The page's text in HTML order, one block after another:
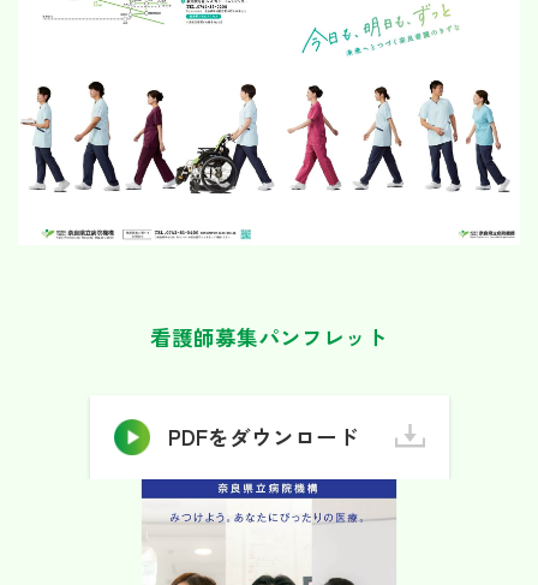
看護師募集パンフレット
PDFをダウンロード